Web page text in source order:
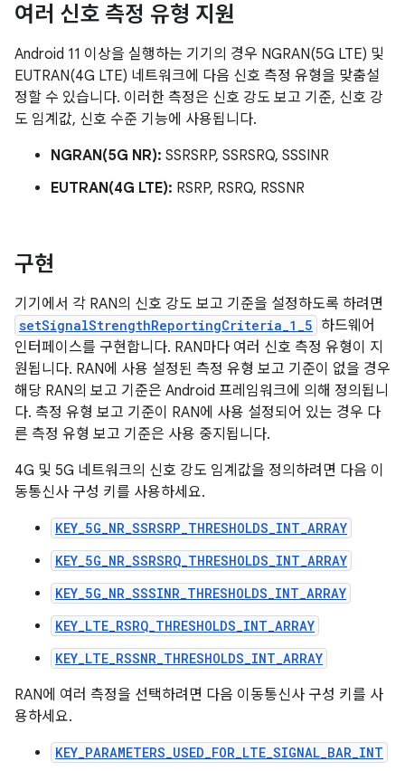
여러 신호 측정 유형 지원
Android 11 이상을 실행하는 기기의 경우 NGRAN(5G LTE) 및
EUTRAN(4G LTE) 네트워크에 다음 신호 측정 유형을 맞춤설
정할 수 있습니다. 이러한 측정은 신호 강도 보고 기준, 신호 강
도 임계값, 신호 수준 기능에 사용됩니다.
NGRAN(5G NR): SSRSRP, SSRSRQ, SSSINR
EUTRAN(4G LTE): RSRP, RSRQ, RSSNR
구현
기기에서 각 RAN의 신호 강도 보고 기준을 설정하도록 하려면
setSignalStrengthReportingCriteria_1_5 하드웨어
인터페이스를 구현합니다. RAN마다 여러 신호 측정 유형이 지
원됩니다. RAN에 사용 설정된 측정 유형 보고 기준이 없을 경우
해당 RAN의 보고 기준은 Android 프레임워크에 의해 정의됩니
다. 측정 유형 보고 기준이 RAN에 사용 설정되어 있는 경우 다
른 측정 유형 보고 기준은 사용 중지됩니다.
4G 및 5G 네트워크의 신호 강도 임계값을 정의하려면 다음 이
동통신사 구성 키를 사용하세요.
KEY_5G_NR_SSRSRP_THRESHOLDS_INT_ARRAY
KEY_5G_NR_SSRSRQ_THRESHOLDS_INT_ARRAY
KEY_5G_NR_SSSINR_THRESHOLDS_INT_ARRAY
KEY_LTE_RSRQ_THRESHOLDS_INT_ARRAY
KEY_LTE_RSSNR_THRESHOLDS_INT_ARRAY
RAN에 여러 측정을 선택하려면 다음 이동통신사 구성 키를 사
용하세요.
KEY_PARAMETERS_USED_FOR_LTE_SIGNAL_BAR_INT